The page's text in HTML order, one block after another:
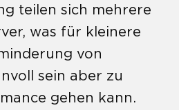
teilen sich mehrere
was für kleinere
von
sein aber zu
gehen kann.